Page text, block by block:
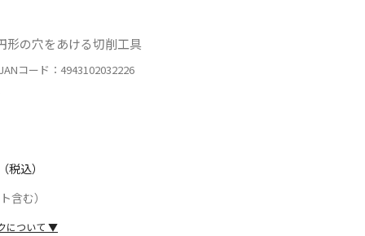
形の穴をあける切削工具
コード：4943102032226
（税込）
含む）
について ▼